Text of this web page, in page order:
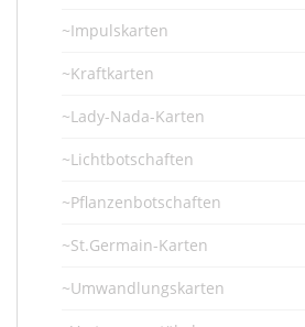
~Impulskarten
~Kraftkarten
~Lady-Nada-Karten
~Lichtbotschaften
~Pflanzenbotschaften
~St.Germain-Karten
~Umwandlungskarten